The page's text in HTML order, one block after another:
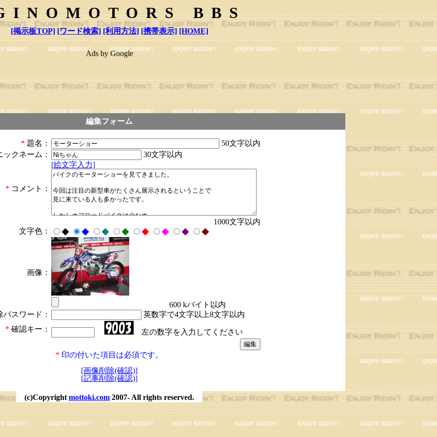
BBS
[掲示板TOP] [ワード検索] [利用方法] [携帯表示] [HOME]
Ads by Google
編集フォーム
* 題名：
50文字以内
ックネーム：
30文字以内
* コメント：
[絵文字入力]
1000文字以内
文字色：
◆ ◆ ◆ ◆ ◆ ◆ ◆ ◆
画像：
600 kバイト以内
スワード：
英数字で4文字以上8文字以内
* 確認キー： 左の数字を入力してください
* 印の付いた項目は必須です。
[画像削除(確認)]
[記事削除(確認)]
(c)Copyright mottoki.com 2007- All rights reserved.